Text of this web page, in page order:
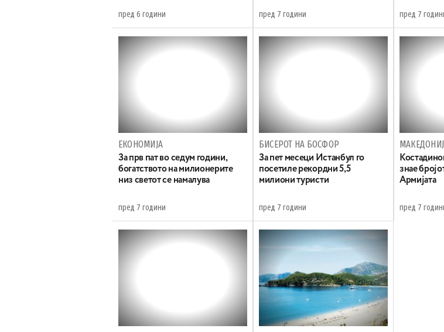
пред 6 години пред 7 години пред 7
ЕКОНОМИЈА
За прв пат во седум години,
богатството на милионерите
низ светот се намалува
пред 7 години
БИСЕРОТ НА БОСФОР
За пет месеци Истанбул го
посетиле рекордни 5,5
милиони туристи
пред 7 години
знае
Армијата
пред 7